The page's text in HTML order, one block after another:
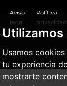
Utilizamos
Usamos
tu experiencia
mostrarte
Aviso
legal
Política
privacidad